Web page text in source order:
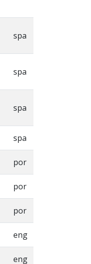
spa
spa
spa
spa
por
por
por
eng
eng